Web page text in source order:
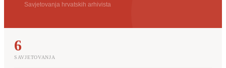
Savjetovanja hrvatskih arhivista
6
SAVJETOVANJA